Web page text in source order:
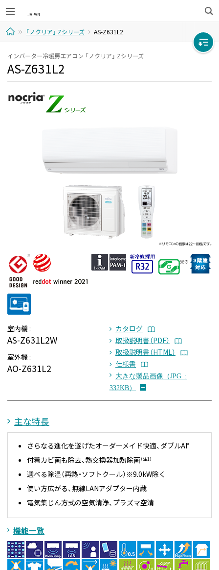
検
索
ー
「ノクリア」 Zシリーズ AS-Z631L2
インバーター冷暖房エアコン 「ノクリア」 Zシリーズ
AS-Z631L2
室内機 :
AS-Z631L2W
室外機 :
AO-Z631L2
カタログ
取扱説明書（PDF）
取扱説明書（HTML）
仕様書
大きな製品画像（JPG :
332KB）
主な特長
さらなる進化を遂げたオーダーメイド快適、ダブルAI®
付着カビ菌も除去、熱交換器加熱除菌（注1）
選べる除湿（再熱・ソフトクール）※9.0kW除く
使い方広がる、無線LANアダプター内蔵
電気集じん方式の空気清浄、プラズマ空清
機能一覧